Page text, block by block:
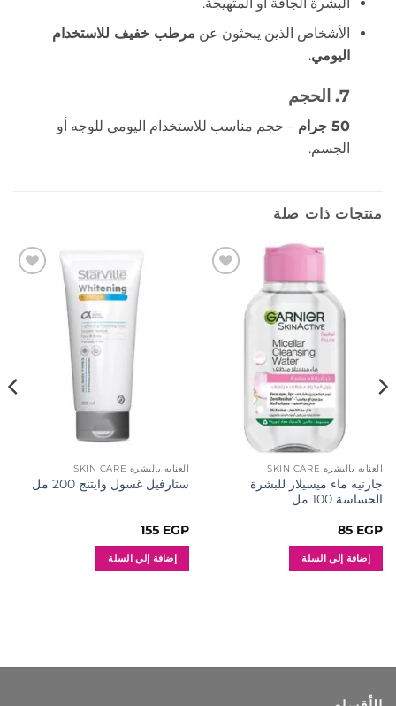
الأشخاص الذين يبحثون عن مرطب خفيف للاستخدام
اليومي.
7. الحجم
50 جرام
– حجم مناسب للاستخدام اليومي للوجه أو
الجسم.
منتجات ذات صلة
العنايه بالبشره SKIN CARE
جارنيه ماء ميسيلار للبشرة
الحساسة 100 مل
85 EGP
إضافة إلى السلة
العنايه بالبشره SKIN CARE
ستارفيل غسول وايتنج 200 مل
155 EGP
إضافة إلى السلة